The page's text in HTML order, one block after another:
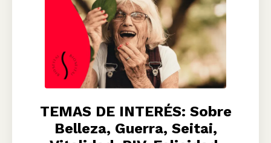
TEMAS DE INTERÉS: Sobre
Belleza, Guerra, Seitai,